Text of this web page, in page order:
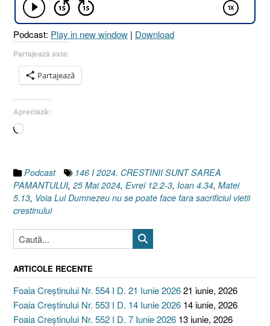
I
Ioan
Podcast: Play in new window | Download
Partajează asta:
Partajează
Apreciază:
Încarc...
Podcast
146 I 2024. CRESTINII SUNT SAREA
PAMANTULUI, 25 Mai 2024, Evrei 12.2-3, Ioan 4.34, Matei
5.13, Voia Lui Dumnezeu nu se poate face fara sacrificiul vietii
crestinului
ARTICOLE RECENTE
Foaia Creștinului Nr. 554 I D. 21 Iunie 202621 iunie, 2026
Foaia Creștinului Nr. 553 I D. 14 Iunie 2026 14 iunie, 2026
Foaia Creștinului Nr. 552 I D. 7 Iunie 2026 13 iunie, 2026